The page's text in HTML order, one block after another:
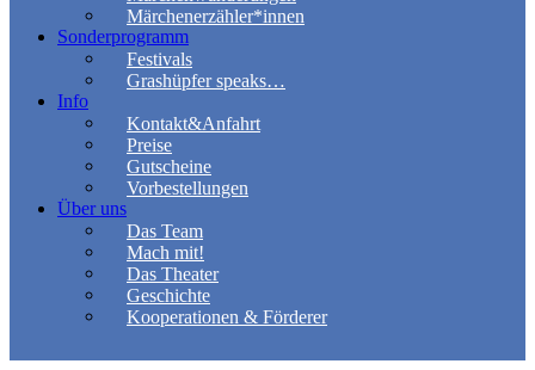
Märchenerzähler*innen
Sonderprogramm
Festivals
Grashüpfer speaks…
Info
Kontakt&Anfahrt
Preise
Gutscheine
Vorbestellungen
Über uns
Das Team
Mach mit!
Das Theater
Geschichte
Kooperationen & Förderer